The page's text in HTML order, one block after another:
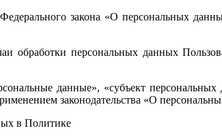
закона «О персональных
обработки персональных данных
данные», «субъект
законодательства «О
в Политике